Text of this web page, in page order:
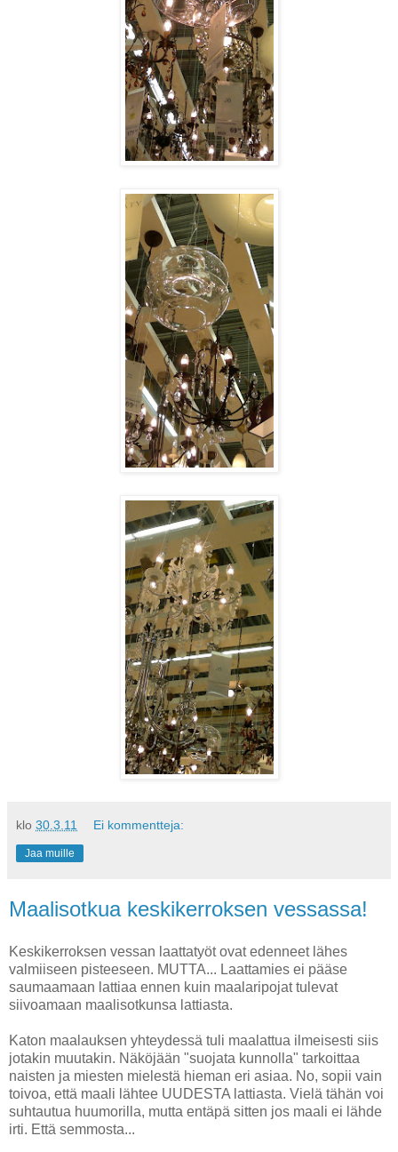
klo 30.3.11 Ei kommentteja:
Jaa muille
Maalisotkua keskikerroksen vessassa!
Keskikerroksen vessan laattatyöt ovat edenneet lähes
valmiiseen pisteeseen. MUTTA... Laattamies ei pääse
saumaamaan lattiaa ennen kuin maalaripojat tulevat
siivoamaan maalisotkunsa lattiasta.
Katon maalauksen yhteydessä tuli maalattua ilmeisesti siis
jotakin muutakin. Näköjään "suojata kunnolla" tarkoittaa
naisten ja miesten mielestä hieman eri asiaa. No, sopii vain
toivoa, että maali lähtee UUDESTA lattiasta. Vielä tähän voi
suhtautua huumorilla, mutta entäpä sitten jos maali ei lähde
irti. Että semmosta...